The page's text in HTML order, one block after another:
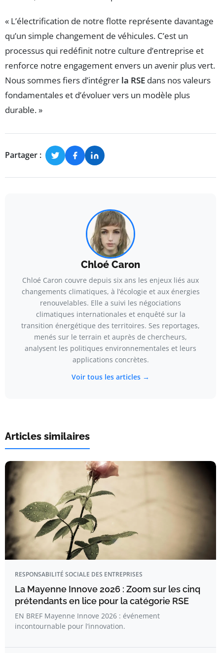
« L’électrification de notre flotte représente davantage
qu’un simple changement de véhicules. C’est un
processus qui redéfinit notre culture d’entreprise et
renforce notre engagement envers un avenir plus vert.
Nous sommes fiers d’intégrer la RSE dans nos valeurs
fondamentales et d’évoluer vers un modèle plus
durable. »
Partager :
Chloé Caron
Chloé Caron couvre depuis six ans les enjeux liés aux
changements climatiques, à l’écologie et aux énergies
renouvelables. Elle a suivi les négociations
climatiques internationales et enquêté sur la
transition énergétique des territoires. Ses reportages,
menés sur le terrain et auprès de chercheurs,
analysent les politiques environnementales et leurs
applications concrètes.
Voir tous les articles →
Articles similaires
RESPONSABILITÉ SOCIALE DES ENTREPRISES
La Mayenne Innove 2026 : Zoom sur les cinq
prétendants en lice pour la catégorie RSE
EN BREF Mayenne Innove 2026 : événement
incontournable pour l’innovation.